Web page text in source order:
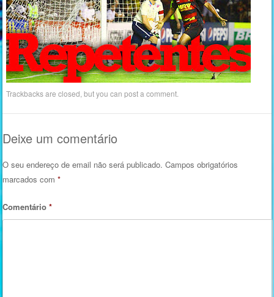
Trackbacks are closed, but you canpost a comment
Deixe um comentário
O seu endereço de email não será publicado. Campos obrigatórios
marcados com*
Comentário*